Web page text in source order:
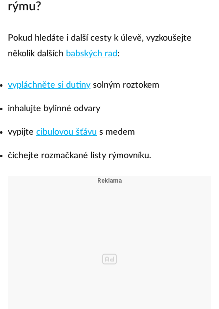
rýmu?
Pokud hledáte i další cesty k úlevě, vyzkoušejte
několik dalších babských rad:
vypláchněte si dutiny solným roztokem
inhalujte bylinné odvary
vypijte cibulovou šťávu s medem
čichejte rozmačkané listy rýmovníku.